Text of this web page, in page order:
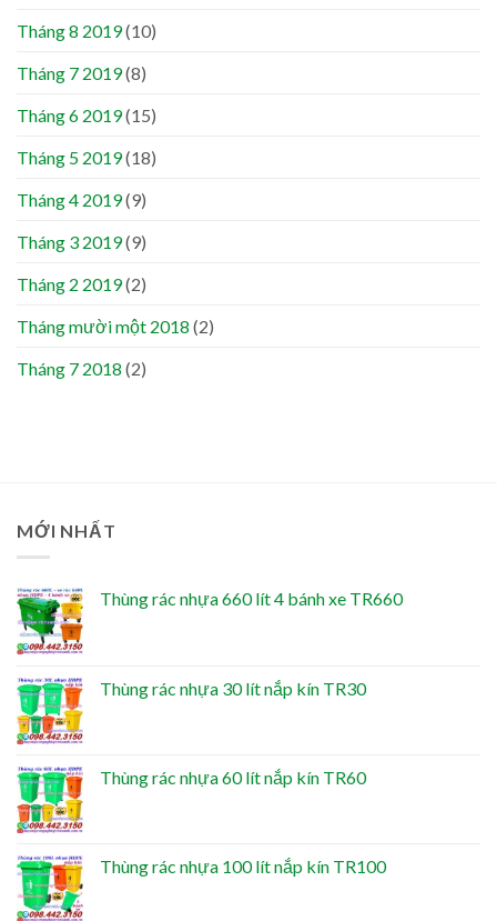
Tháng 8 2019(10)
Tháng 7 2019(8)
Tháng 6 2019(15)
Tháng 5 2019(18)
Tháng 4 2019(9)
Tháng 3 2019(9)
Tháng 2 2019(2)
Tháng mười một 2018 (2)
Tháng 7 2018 (2)
MỚI NHẤT
Thùng rác nhựa 660 lít 4 bánh xe TR660
Thùng rác nhựa 30 lít nắp kín TR30
Thùng rác nhựa 60 lít nắp kín TR60
Thùng rác nhựa 100 lít nắp kín TR100